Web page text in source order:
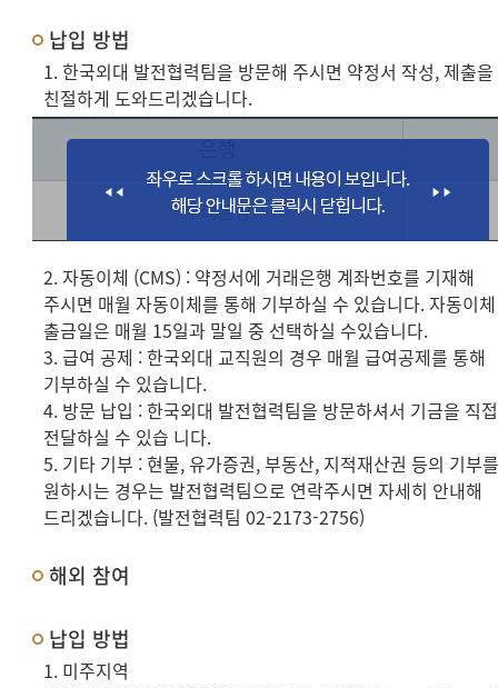
납입 방법
1. 한국외대 발전협력팀을 방문해 주시면 약정서 작성, 제출을
친절하게 도와드리겠습니다.
은행
우리은행
2. 자동이체 (CMS) : 약정서에 거래은행 계좌번호를 기재해
주시면 매월 자동이체를 통해 기부하실 수 있습니다. 자동이체
출금일은 매월 15일과 말일 중 선택하실 수있습니다.
3. 급여 공제 : 한국외대 교직원의 경우 매월 급여공제를 통해
기부하실 수 있습니다.
4. 방문 납입 : 한국외대 발전협력팀을 방문하셔서 기금을 직접
전달하실 수 있습 니다.
5. 기타 기부 : 현물, 유가증권, 부동산, 지적재산권 등의 기부
원하시는 경우는 발전협력팀으로 연락주시면 자세히 안내해
드리겠습니다. (발전협력팀 02-2173-2756)
해외 참여
납입 방법
1. 미주지역